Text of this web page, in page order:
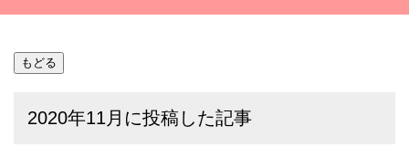
2020年11月に投稿した記事